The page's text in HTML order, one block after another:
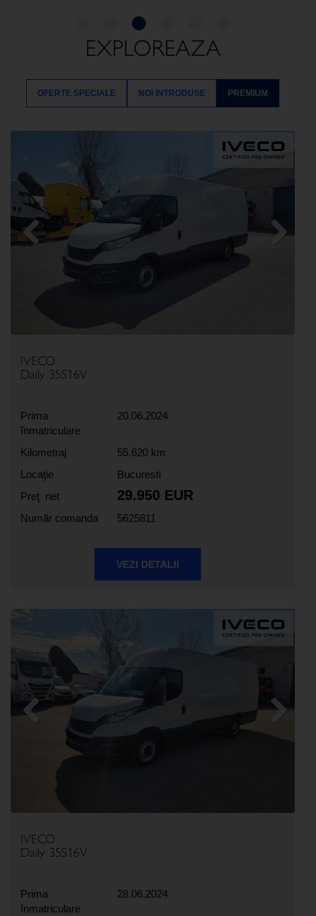
EXPLOREAZA
OFERTE SPECIALE NOI INTRODUSE PREMIUM
IVECO
Daily 35S16V
Prima
înmatriculare
20.06.2024
Kilometraj
55.620 km
Locaţie
Bucuresti
Preţ net
29.950 EUR
Număr comanda 5625811
VEZI DETALII
IVECO
Daily 35S16V
Prima
înmatriculare
28.06.2024